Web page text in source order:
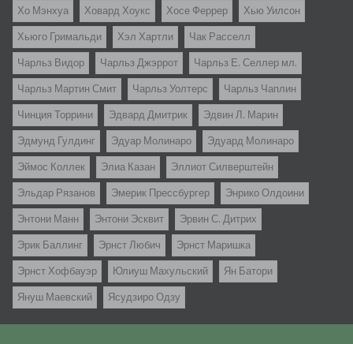
Хо Мэнхуа Ховард Хоукс Хосе Феррер Хью Уилсон
Хьюго Гримальди Хэл Хартли Чак Расселл
Чарльз Видор Чарльз Джэррот Чарльз Е. Селлер мл.
Чарльз Мартин Смит Чарльз Уолтерс Чарльз Чаплин
Чинция Торрини Эдвард Дмитрик Эдвин Л. Марин
Эдмунд Гулдинг Эдуар Молинаро Эдуард Молинаро
Эймос Коллек Элиа Казан Эллиот Силверштейн
Эльдар Рязанов Эмерик Прессбургер Энрико Олдоини
Энтони Манн Энтони Эсквит Эрвин С. Дитрих
Эрик Баллинг Эрнст Любич Эрнст Маришка
Эрнст Хофбауэр Юлиуш Махульский Ян Батори
Януш Маевский Ясудзиро Одзу